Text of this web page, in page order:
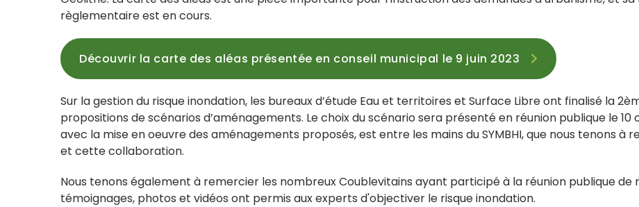
règlementaire est en cours.
Découvrir la carte des aléas présentée en conseil municipal le 9 juin 2023
Sur la gestion du risque inondation, les bureaux d’étude Eau et territoires et Surface Libre ont finalisé la
propositions de scénarios d’aménagements. Le choix du scénario sera présenté en réunion publique le 10
avec la mise en oeuvre des aménagements proposés, est entre les mains du SYMBHI, que nous tenons à
et cette collaboration.
Nous tenons également à remercier les nombreux Coublevitains ayant participé à la réunion publique de
témoignages, photos et vidéos ont permis aux experts d'objectiver le risque inondation.